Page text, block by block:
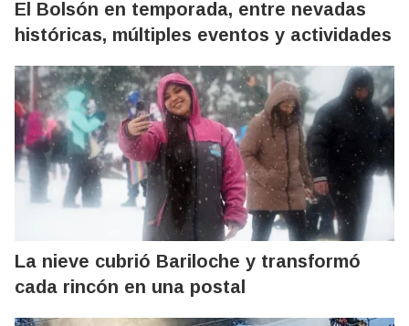
El Bolsón en temporada, entre nevadas
históricas, múltiples eventos y actividades
La nieve cubrió Bariloche y transformó
cada rincón en una postal